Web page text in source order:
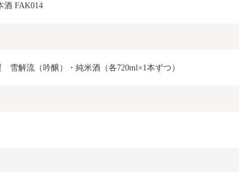
酒 FAK014
雪解流（吟醸）・純米酒（各720ml×1本ずつ）